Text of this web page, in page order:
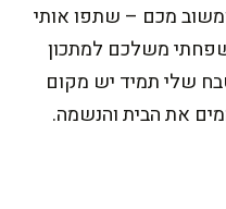
מכם – שתפו אותי
משלכם למתכון
שלי תמיד יש מקום
את הבית והנשמה.